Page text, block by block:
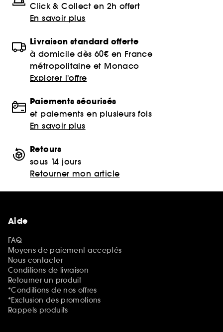
Click & Collect en 2h offert
En savoir plus
Livraison standard offerte
à domicile dès 60€ en France
métropolitaine et Monaco
Explorer l'offre
Paiements sécurisés
et paiements en plusieurs fois
En savoir plus
Retours
sous 14 jours
Retourner mon article
Aide
FAQ
Moyens de paiement acceptés
Nous contacter
Conditions de livraison
Retourner un produit
*Conditions de nos offres
*Exclusion des promotions
Rappels produits